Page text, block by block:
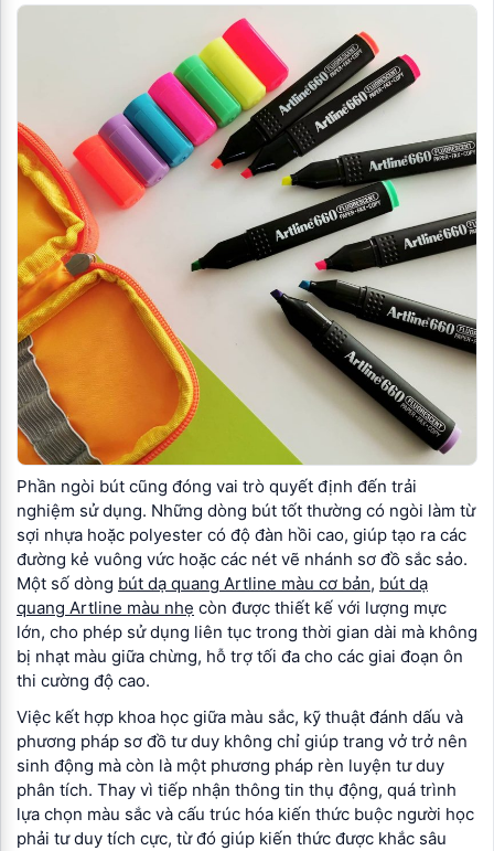
Phần ngòi bút cũng đóng vai trò quyết định đến trải
nghiệm sử dụng. Những dòng bút tốt thường có ngòi làm từ
sợi nhựa hoặc polyester có độ đàn hồi cao, giúp tạo ra các
đường kẻ vuông vức hoặc các nét vẽ nhánh sơ đồ sắc sảo.
Một số dòng bút dạ quang Artline màu cơ bản, bút dạ
quang Artline màu nhẹ còn được thiết kế với lượng mực
lớn, cho phép sử dụng liên tục trong thời gian dài mà không
bị nhạt màu giữa chừng, hỗ trợ tối đa cho các giai đoạn ôn
thi cường độ cao.
Việc kết hợp khoa học giữa màu sắc, kỹ thuật đánh dấu và
phương pháp sơ đồ tư duy không chỉ giúp trang vở trở nên
sinh động mà còn là một phương pháp rèn luyện tư duy
phân tích. Thay vì tiếp nhận thông tin thụ động, quá trình
lựa chọn màu sắc và cấu trúc hóa kiến thức buộc người học
phải tư duy tích cực, từ đó giúp kiến thức được khắc sâu